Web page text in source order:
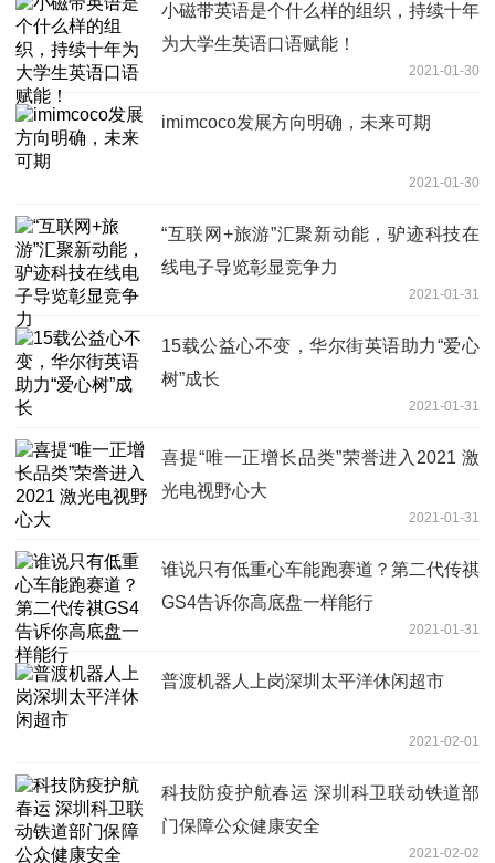
小磁带英语是个什么样的组织，持续十年
为大学生英语口语赋能！
2021-01-30
imimcoco发展方向明确，未来可期
2021-01-30
“互联网+旅游”汇聚新动能，驴迹科技在
线电子导览彰显竞争力
2021-01-31
15载公益心不变，华尔街英语助力“爱心
树”成长
2021-01-31
喜提“唯一正增长品类”荣誉进入2021 激
光电视野心大
2021-01-31
谁说只有低重心车能跑赛道？第二代传祺
GS4告诉你高底盘一样能行
2021-01-31
普渡机器人上岗深圳太平洋休闲超市
2021-02-01
科技防疫护航春运 深圳科卫联动铁道部
门保障公众健康安全
2021-02-02